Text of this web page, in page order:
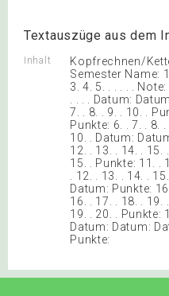
Textauszüge aus dem
Inhalt
Kopfrechnen/
Semester Name:
3. 4. 5. . . . . . Note:
. . . . Datum:
7. . 8. . 9. . 10. .
Punkte: 6. . 7. . 8. .
10. . Datum:
12. . 13. . 14. . 15.
15. . Punkte: 11. .
. 12. . 13. . 14. .
Datum: Punkte:
16. . 17. . 18. . 19.
19. . 20. . Punkte:
Datum: Datum:
Punkte: